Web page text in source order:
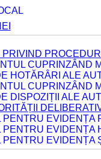
CUPRINZÂND
HOTĂRÂRI ALE
CUPRINZÂND
DISPOZIȚII ALE
PENTRU EVIDENȚA
PENTRU EVIDENȚA
PENTRU EVIDENȚA